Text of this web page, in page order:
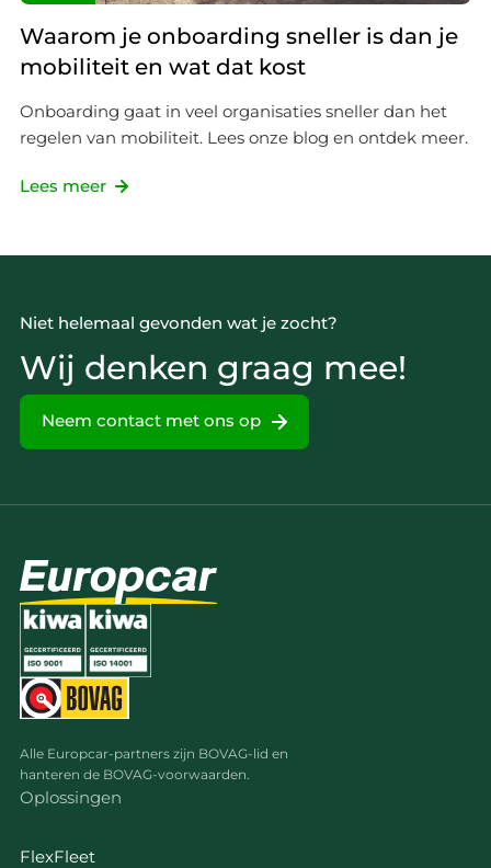
Waarom je onboarding sneller is dan je
mobiliteit en wat dat kost
Onboarding gaat in veel organisaties sneller dan het
regelen van mobiliteit. Lees onze blog en ontdek meer.
Lees meer
Niet helemaal gevonden wat je zocht?
Wij denken graag mee!
Neem contact met ons op
Alle Europcar-partners zijn BOVAG-lid en
hanteren de BOVAG-voorwaarden.
Oplossingen
FlexFleet